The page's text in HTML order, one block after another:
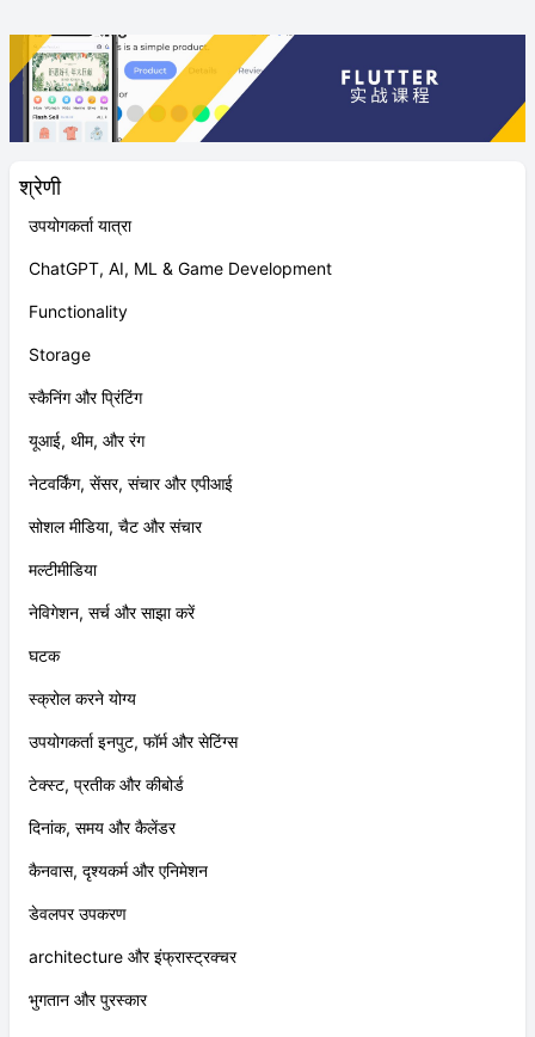
श्रेणी
उपयोगकर्ता यात्रा
ChatGPT, AI, ML & Game Development
Functionality
Storage
स्कैनिंग और प्रिंटिंग
यूआई, थीम, और रंग
नेटवर्किंग, सेंसर, संचार और एपीआई
सोशल मीडिया, चैट और संचार
मल्टीमीडिया
नेविगेशन, सर्च और साझा करें
घटक
स्क्रोल करने योग्य
उपयोगकर्ता इनपुट, फॉर्म और सेटिंग्स
टेक्स्ट, प्रतीक और कीबोर्ड
दिनांक, समय और कैलेंडर
कैनवास, दृश्यकर्म और एनिमेशन
डेवलपर उपकरण
architecture और इंफ्रास्ट्रक्चर
भुगतान और पुरस्कार